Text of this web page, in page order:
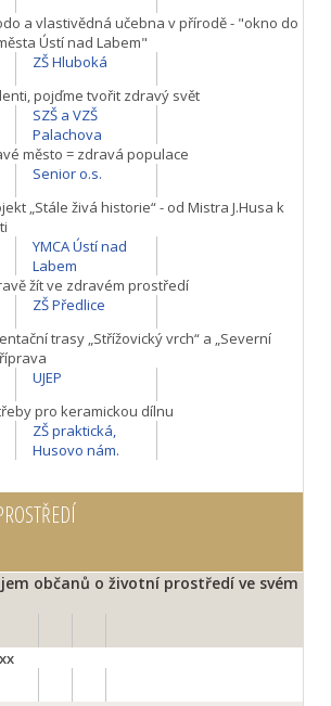
a vlastivědná učebna v přírodě - "okno do
Ústí nad Labem"
ZŠ Hluboká
pojďme tvořit zdravý svět
SZŠ a VZŠ
Palachova
město = zdravá populace
Senior o.s.
„Stále živá historie“ - od Mistra J.Husa k
YMCA Ústí nad
Labem
žít ve zdravém prostředí
ZŠ Předlice
trasy „Střížovický vrch“ a „Severní
UJEP
pro keramickou dílnu
ZŠ praktická,
Husovo nám.
občanů o životní prostředí ve svém